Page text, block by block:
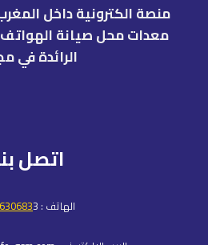
منصة الكترونية داخل
معدات محل صيانة
الرائدة في
اتصل
الهاتف : 3